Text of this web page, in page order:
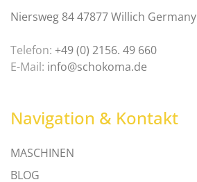
Niersweg 84 47877 Willich Germany
Telefon: +49 (0) 2156. 49 660
E-Mail: info@schokoma.de
Navigation & Kontakt
MASCHINEN
BLOG